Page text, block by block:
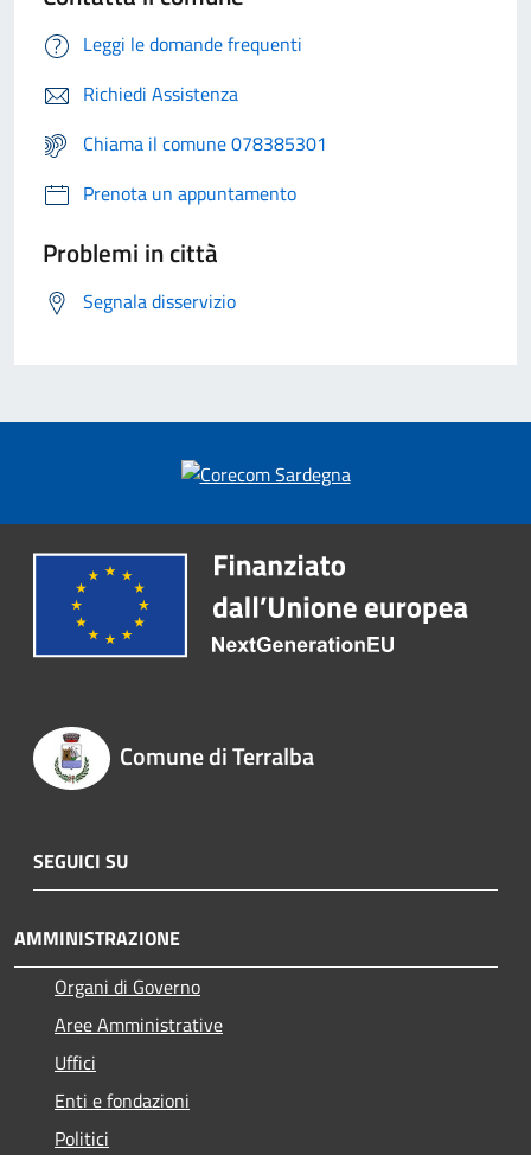
Leggi le domande frequenti
Richiedi Assistenza
Chiama il comune 078385301
Prenota un appuntamento
Problemi in città
Segnala disservizio
Comune di Terralba
SEGUICI SU
AMMINISTRAZIONE
Organi di Governo
Aree Amministrative
Uffici
Enti e fondazioni
Politici